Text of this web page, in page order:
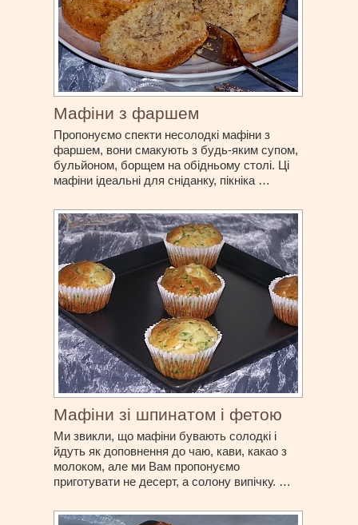
Мафіни з фаршем
Пропонуємо спекти несолодкі мафіни з
фаршем, вони смакують з будь-яким супом,
бульйоном, борщем на обідньому столі. Ці
мафіни ідеальні для сніданку, пікніка …
Мафіни зі шпинатом і фетою
Ми звикли, що мафіни бувають солодкі і
йдуть як доповнення до чаю, кави, какао з
молоком, але ми Вам пропонуємо
приготувати не десерт, а солону випічку. …